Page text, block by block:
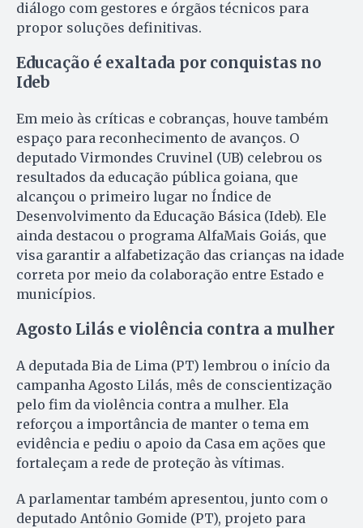
diálogo com gestores e órgãos técnicos para
propor soluções definitivas.
Educação é exaltada por conquistas no
Ideb
Em meio às críticas e cobranças, houve também
espaço para reconhecimento de avanços. O
deputado Virmondes Cruvinel (UB) celebrou os
resultados da educação pública goiana, que
alcançou o primeiro lugar no Índice de
Desenvolvimento da Educação Básica (Ideb). Ele
ainda destacou o programa AlfaMais Goiás, que
visa garantir a alfabetização das crianças na idade
correta por meio da colaboração entre Estado e
municípios.
Agosto Lilás e violência contra a mulher
A deputada Bia de Lima (PT) lembrou o início da
campanha Agosto Lilás, mês de conscientização
pelo fim da violência contra a mulher. Ela
reforçou a importância de manter o tema em
evidência e pediu o apoio da Casa em ações que
fortaleçam a rede de proteção às vítimas.
A parlamentar também apresentou, junto com o
deputado Antônio Gomide (PT), projeto para